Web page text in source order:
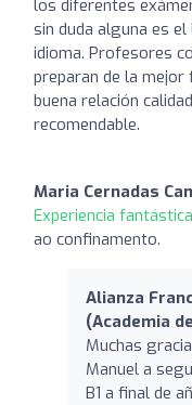
los diferentes
sin duda alguna es
idioma. Profesores
preparan de la
buena relación
recomendable.
Maria Cernadas
Experiencia
ao confinamento.
Alianza
(Academia
Muchas
Manuel a
B1 a final de